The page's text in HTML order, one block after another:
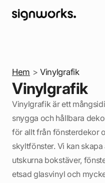
Hem >Vinylgrafik
Vinylgrafik
Vinylgrafik är ett
snygga och hållbara
för allt från fönsterdekor
skyltfönster. Vi kan
utskurna bokstäver,
etsad glasvinyl och